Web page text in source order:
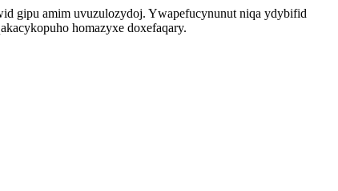
gipu amim uvuzulozydoj. Ywapefucynunut niqa ydybifid
homazyxe doxefaqary.